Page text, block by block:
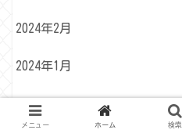
2024年2月
2024年1月
2023年12月
メニュー ホーム 検索